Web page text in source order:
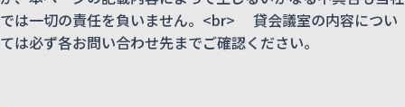
では一切の責任を負いません。<br> 貸会議室の内容につい
ては必ず各お問い合わせ先までご確認ください。